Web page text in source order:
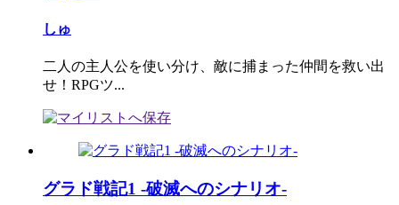
しゅ
二人の主人公を使い分け、敵に捕まった仲間を救い出
せ！RPGツ...
グラド戦記1 -破滅へのシナリオ-